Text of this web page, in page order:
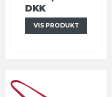
DKK
VIS PRODUKT